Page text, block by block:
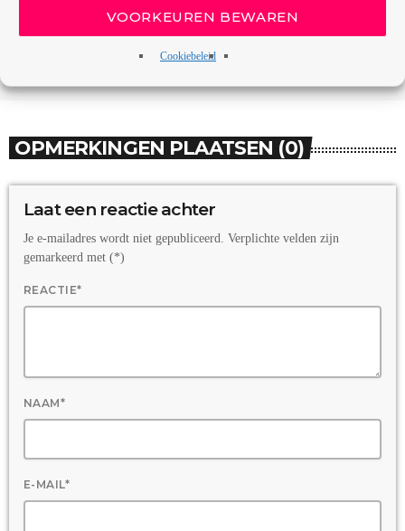
VOORKEUREN BEWAREN
Cookiebeleid
OPMERKINGEN PLAATSEN (0)
Laat een reactie achter
Je e-mailadres wordt niet gepubliceerd. Verplichte velden zijn
gemarkeerd met (*)
REACTIE*
NAAM*
E-MAIL*